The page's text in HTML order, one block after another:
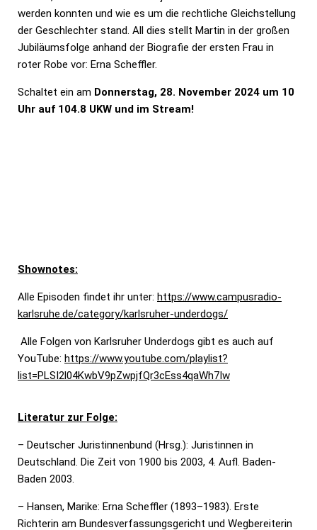
werden konnten und wie es um die rechtliche Gleichstellung
der Geschlechter stand. All dies stellt Martin in der großen
Jubiläumsfolge anhand der Biografie der ersten Frau in
roter Robe vor: Erna Scheffler.
Schaltet ein am Donnerstag, 28. November 2024 um 10
Uhr auf 104.8 UKW und im Stream!
Shownotes:
Alle Episoden findet ihr unter: https://www.campusradio-
karlsruhe.de/category/karlsruher-underdogs/
Alle Folgen von Karlsruher Underdogs gibt es auch auf
YouTube: https://www.youtube.com/playlist?
list=PLSI2l04KwbV9pZwpjfQr3cEss4qaWh7Iw
Literatur zur Folge:
– Deutscher Juristinnenbund (Hrsg.): Juristinnen in
Deutschland. Die Zeit von 1900 bis 2003, 4. Aufl. Baden-
Baden 2003.
– Hansen, Marike: Erna Scheffler (1893–1983). Erste
Richterin am Bundesverfassungsgericht und Wegbereiterin